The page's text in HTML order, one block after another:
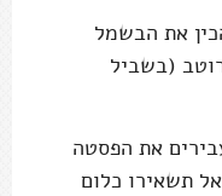
את הבשמל
(בשביל
את הפסטה
תשאירו כלום